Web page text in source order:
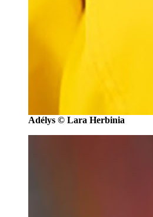
Adélys © Lara Herbinia